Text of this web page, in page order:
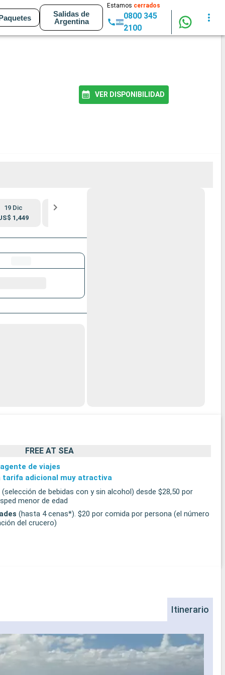
Salidas de
Argentina
Estamos cerrados
0800 345
2100
VER DISPONIBILIDAD
19 Dic
1,449
FREE AT SEA
de viajes
tarifa adicional muy atractiva
(selección de bebidas con y sin alcohol) desde $28,50 por
menor de edad
(hasta 4 cenas*). $20 por comida por persona (el número
del crucero)
Itinerario